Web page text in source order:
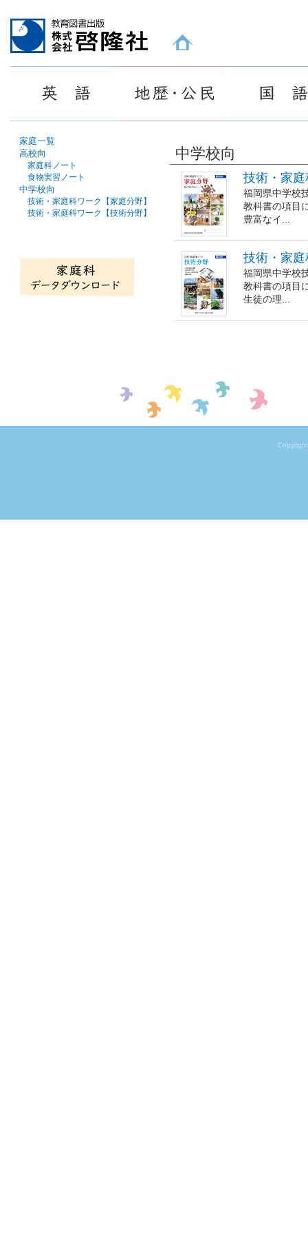
中学校向
技術・家
福岡県中学校
教科書の項目
豊富なイ...
技術・家
福岡県中学校
教科書の項目
生徒の理...
家庭一覧
高校向
家庭科ノート
食物実習ノート
中学校向
技術・家庭科ワーク【家庭分野】
技術・家庭科ワーク【技術分野】